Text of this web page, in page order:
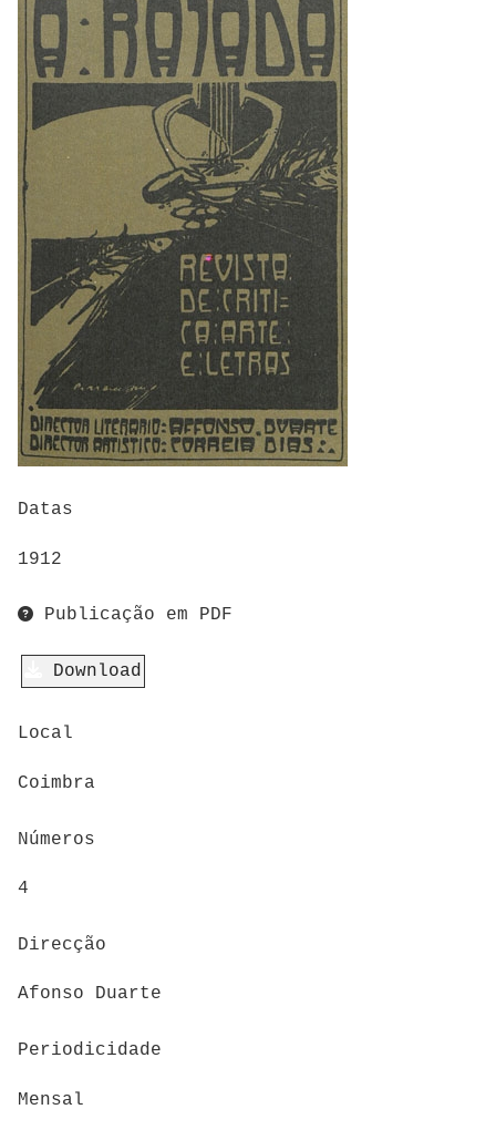
Datas
1912
Publicação em PDF
Download
Local
Coimbra
Números
4
Direcção
Afonso Duarte
Periodicidade
Mensal